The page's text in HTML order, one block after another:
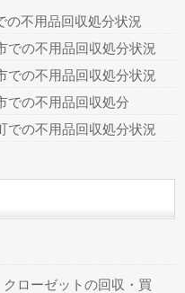
の不用品回収処分状況
での不用品回収処分状況
での不用品回収処分状況
での不用品回収処分
での不用品回収処分状況
ローゼットの回収・買